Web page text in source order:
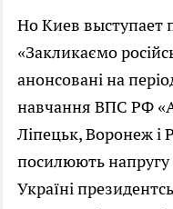
Но Киев выступает
«Закликаємо
анонсовані на
навчання ВПС РФ
Ліпецьк, Воронеж і
посилюють напругу
Україні